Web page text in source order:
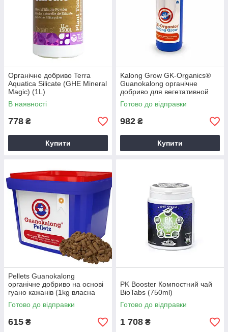
Органічне добриво Terra
Аquatica Silicate (GHE Mineral
Magic) (1L)
В наявності
778 ₴
Купити
Kalong Grow GK-Organics®
Guanokalong органічне
добриво для вегетативной
фази (1L)
Готово до відправки
982 ₴
Купити
Pellets Guanokalong
органічне добриво на основі
гуано кажанів (1kg власна
фасовка)
Готово до відправки
615 ₴
PK Booster Компостний чай
BioTabs (750ml)
Готово до відправки
1 708 ₴